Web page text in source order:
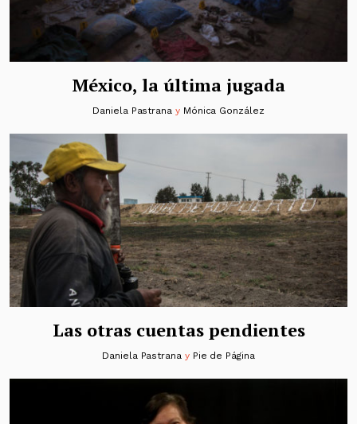
México, la última jugada
Daniela Pastrana y Mónica González
Las otras cuentas pendientes
Daniela Pastranay Pie de Página